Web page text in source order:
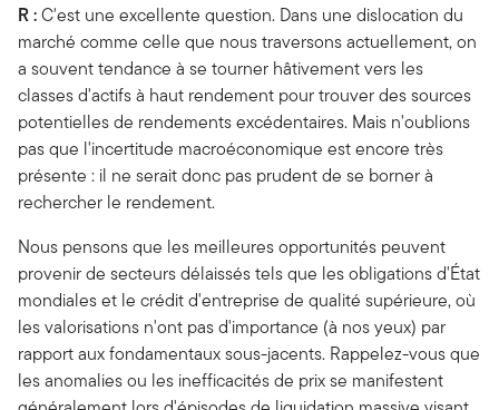
R :C'est une excellente question. Dans une dislocation du
marché comme celle que nous traversons actuellement, on
a souvent tendance à se tourner hâtivement vers les
classes d'actifs à haut rendement pour trouver des sources
potentielles de rendements excédentaires. Mais n'oublions
pas que l'incertitude macroéconomique est encore très
présente : il ne serait donc pas prudent de se borner à
rechercher le rendement.
Nous pensons que les meilleures opportunités peuvent
provenir de secteurs délaissés tels que les obligations d'État
mondiales et le crédit d'entreprise de qualité supérieure, où
les valorisations n'ont pas d'importance (à nos yeux) par
rapport aux fondamentaux sous-jacents. Rappelez-vous que
les anomalies ou les inefficacités de prix se manifestent